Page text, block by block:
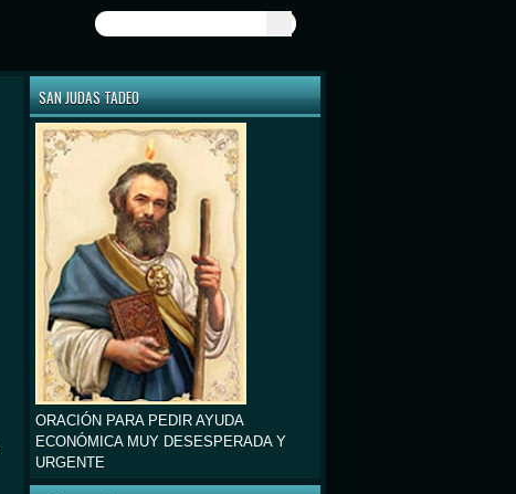
SAN JUDAS TADEO
ORACIÓN PARA PEDIR AYUDA
ECONÓMICA MUY DESESPERADA Y
URGENTE